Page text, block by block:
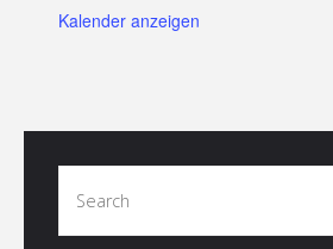
Kalender anzeigen